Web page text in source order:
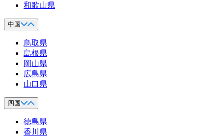
和歌山県
中国
鳥取県
島根県
岡山県
広島県
山口県
四国
徳島県
香川県